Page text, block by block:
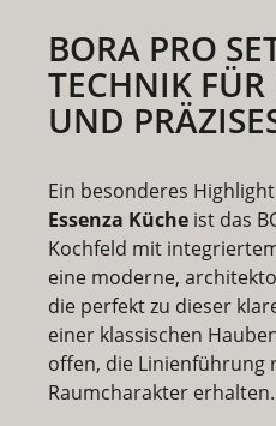
BORA PRO
TECHNIK FÜR
UND
Ein besonderes
Essenza Küche ist das
Kochfeld mit
eine moderne,
die perfekt zu dieser
einer klassischen
offen, die Linienführung
Raumcharakter erhalten.